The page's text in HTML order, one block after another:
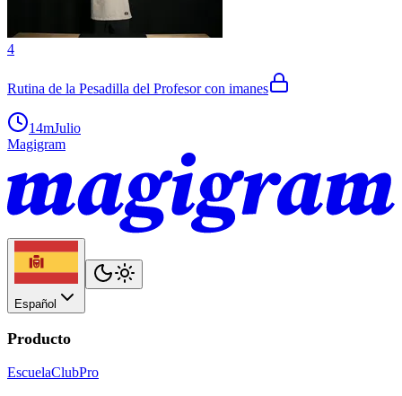
4
Rutina de la Pesadilla del Profesor con imanes
14mJulio
Magigram
Español
Producto
EscuelaClubPro